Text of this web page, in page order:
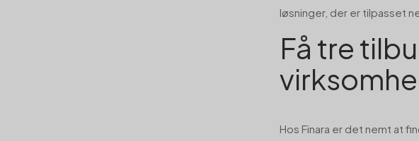
løsninger, der er tilpasset
Få tre
Hos Finara er det nemt at